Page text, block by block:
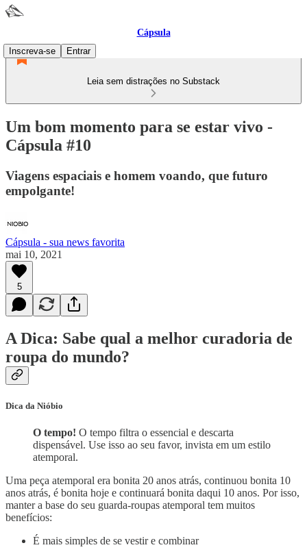
Cápsula
Inscreva-se
Entrar
Leia sem distrações no Substack
Um bom momento para se estar vivo -
Cápsula #10
Viagens espaciais e homem voando, que futuro
empolgante!
Cápsula - sua news favorita
mai 10, 2021
5
A Dica: Sabe qual a melhor curadoria de
roupa do mundo?
Dica da Nióbio
O tempo! O tempo filtra o essencial e descarta
dispensável. Use isso ao seu favor, invista em um estilo
atemporal.
Uma peça atemporal era bonita 20 anos atrás, continuou bonita 10
anos atrás, é bonita hoje e continuará bonita daqui 10 anos. Por isso,
manter a base do seu guarda-roupas atemporal tem muitos
benefícios:
É mais simples de se vestir e combinar